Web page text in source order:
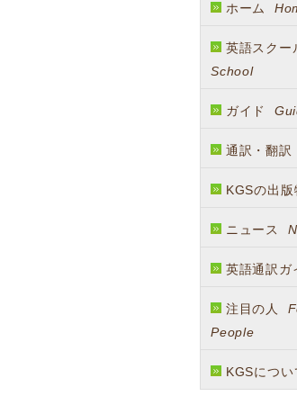
ホーム
英語スク
School
ガイド
通訳・翻訳
KGSの出
ニュース
英語通訳ガ
注目の人
People
KGSにつ